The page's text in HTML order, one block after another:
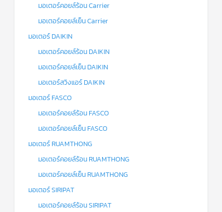
มอเตอร์คอยล์ร้อน Carrier
มอเตอร์คอยล์เย็น Carrier
มอเตอร์ DAIKIN
มอเตอร์คอยล์ร้อน DAIKIN
มอเตอร์คอยล์เย็น DAIKIN
มอเตอร์สวิงแอร์ DAIKIN
มอเตอร์ FASCO
มอเตอร์คอยล์ร้อน FASCO
มอเตอร์คอยล์เย็น FASCO
มอเตอร์ RUAMTHONG
มอเตอร์คอยล์ร้อน RUAMTHONG
มอเตอร์คอยล์เย็น RUAMTHONG
มอเตอร์ SIRIPAT
มอเตอร์คอยล์ร้อน SIRIPAT